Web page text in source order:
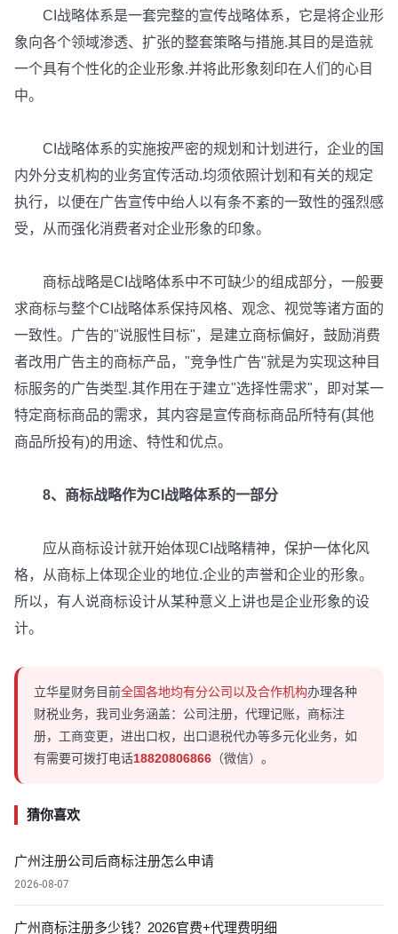
CI战略体系是一套完整的宣传战略体系，它是将企业形
象向各个领域渗透、扩张的整套策略与措施.其目的是造就
一个具有个性化的企业形象.并将此形象刻印在人们的心目
中。
CI战略体系的实施按严密的规划和计划进行，企业的国
内外分支机构的业务宜传活动.均须依照计划和有关的规定
执行，以便在广告宣传中绐人以有条不紊的一致性的强烈感
受，从而强化消费者对企业形象的印象。
商标战略是CI战略体系中不可缺少的组成部分，一般要
求商标与整个CI战略体系保持风格、观念、视觉等诸方面的
一致性。广告的"说服性目标"，是建立商标偏好，鼓励消费
者改用广告主的商标产品，"竞争性广告"就是为实现这种目
标服务的广告类型.其作用在于建立"选择性需求"，即对某一
特定商标商品的需求，其内容是宣传商标商品所特有(其他
商品所投有)的用途、特性和优点。
8、商标战略作为CI战略体系的一部分
应从商标设计就开始体现CI战略精神，保护一体化风
格，从商标上体现企业的地位.企业的声誉和企业的形象。
所以，有人说商标设计从某种意义上讲也是企业形象的设
计。
立华星财务目前全国各地均有分公司以及合作机构办理各种
财税业务，我司业务涵盖：公司注册，代理记账，商标注
册，工商变更，进出口权，出口退税代办等多元化业务，如
有需要可拨打电话18820806866 （微信）。
猜你喜欢
广州注册公司后商标注册怎么申请
2026-08-07
广州商标注册多少钱？2026官费+代理费明细